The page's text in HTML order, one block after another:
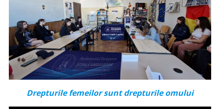
Drepturile femeilor sunt drepturile omului